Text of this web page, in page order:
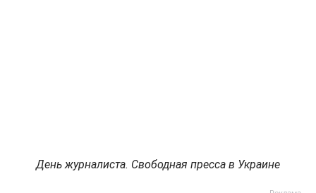
День журналиста. Свободная пресса в Украине